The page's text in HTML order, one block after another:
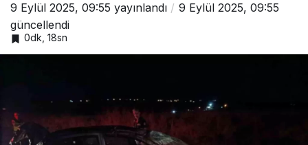
9 Eylül 2025, 09:55 yayınlandı
9 Eylül 2025, 09:55
güncellendi
0dk, 18sn